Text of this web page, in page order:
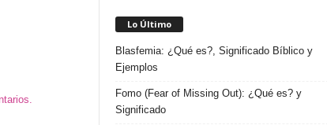
Lo Último
Blasfemia: ¿Qué es?, Significado Bíblico y
Ejemplos
Fomo (Fear of Missing Out): ¿Qué es? y
Significado